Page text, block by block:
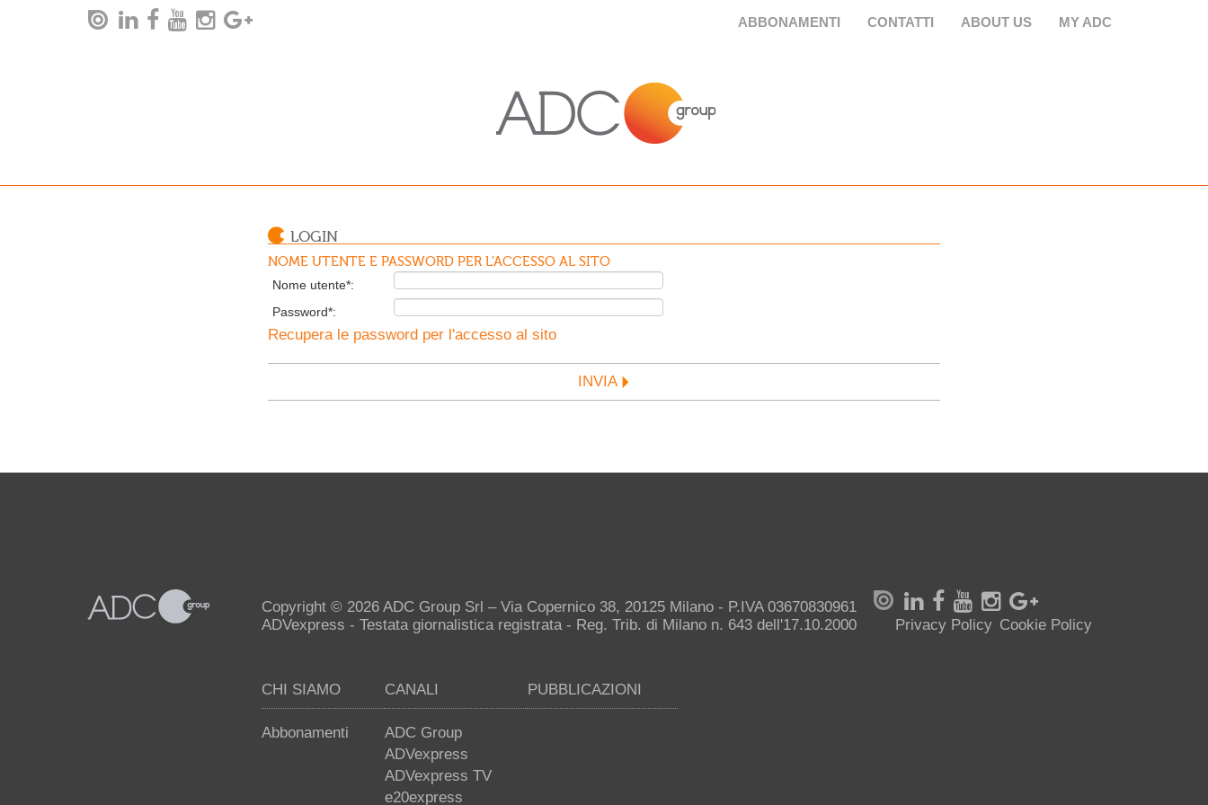
ABBONAMENTI CONTATTI ABOUT US MY ADC
LOGIN
NOME UTENTE E PASSWORD PER L'ACCESSO AL SITO
Nome utente*:
Password*:
Recupera le password per l'accesso al sito
INVIA
Copyright © 2026 ADC Group Srl – Via Copernico 38, 20125 Milano - P.IVA 03670830961
ADVexpress - Testata giornalistica registrata - Reg. Trib. di Milano n. 643 dell'17.10.2000
CHI SIAMO
Abbonamenti
CANALI
ADC Group
ADVexpress
ADVexpress TV
e20express
PUBBLICAZIONI
Privacy Policy Cookie Policy